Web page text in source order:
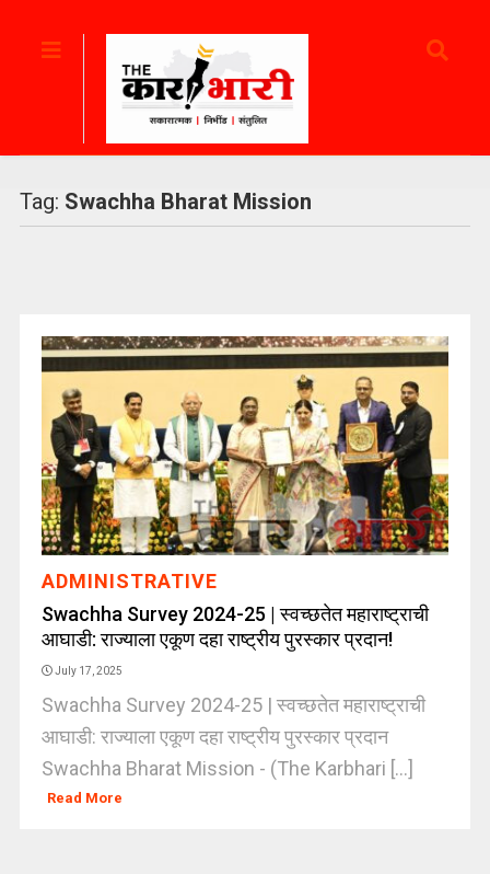
Tag: Swachha Bharat Mission
ADMINISTRATIVE
Swachha Survey 2024-25 | स्वच्छतेत महाराष्ट्राची
आघाडी: राज्याला एकूण दहा राष्ट्रीय पुरस्कार प्रदान!
July 17, 2025
Swachha Survey 2024-25 | स्वच्छतेत महाराष्ट्राची
आघाडी: राज्याला एकूण दहा राष्ट्रीय पुरस्कार प्रदान
Swachha Bharat Mission - (The Karbhari [...]
Read More